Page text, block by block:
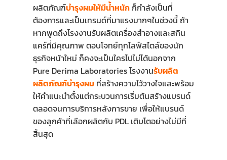
ผลิตภัณฑ์บำรุงผมให้มีน้ำหนักก็กำลังเป็นที่
ต้องการและเป็นเทรนด์ที่มาแรงมากๆในช่วงนี้ ถ้า
หากพูดถึงโรงงานรับผลิตเครื่องสำอางและสกิน
แคร์ที่มีคุณภาพ ตอบโจทย์ทุกไลฟ์สไตล์ของนัก
ธุรกิจหน้าใหม่ ก็คงจะเป็นใครไปไม่ได้นอกจาก
Pure Derima Laboratories โรงงานรับผลิต
ผลิตภัณฑ์บำรุงผม ที่สร้างความไว้วางใจและพร้อม
ให้คำแนะนำตั้งแต่กระบวนการเริ่มต้นสร้างแบรนด์
ตลอดจนการบริการหลังการขาย เพื่อให้แบรนด์
ของลูกค้าที่เลือกผลิตกับ PDL เติบโตอย่างไม่มีที่
สิ้นสุด